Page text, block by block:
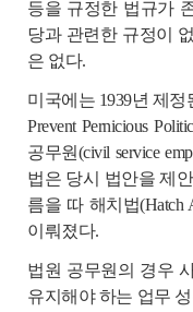
등을 규정한 법규가
당과 관련한 규정이
은 없다.
미국에는 1939년 제
Prevent Pernicious
공무원(civil service
법은 당시 법안을 제
름을 따 해치법(Hatch
이뤄졌다.
법원 공무원의 경우
유지해야 하는 업무